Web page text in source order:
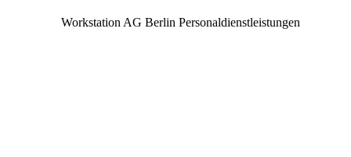
Workstation AG Berlin Personaldienstleistungen